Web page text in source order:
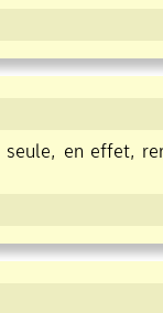
seule, en effet,